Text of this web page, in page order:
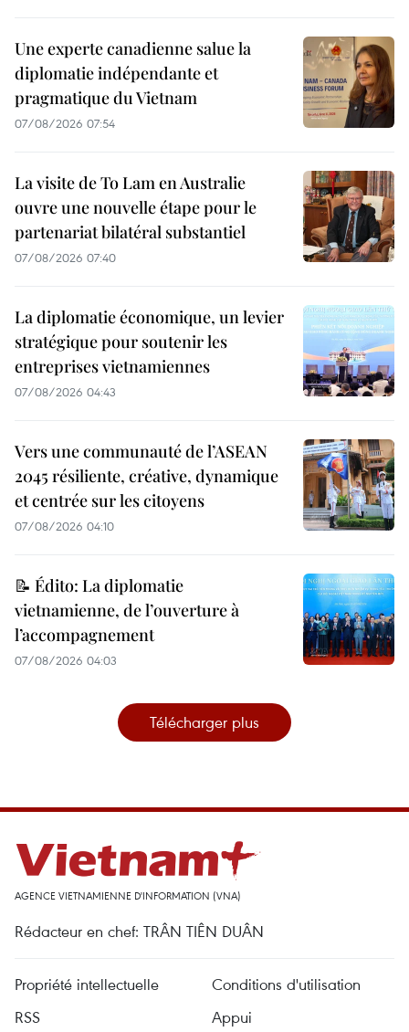
Une experte canadienne salue la
diplomatie indépendante et
pragmatique du Vietnam
07/08/2026 07:54
La visite de To Lam en Australie
ouvre une nouvelle étape pour le
partenariat bilatéral substantiel
07/08/2026 07:40
La diplomatie économique, un levier
stratégique pour soutenir les
entreprises vietnamiennes
07/08/2026 04:43
Vers une communauté de l’ASEAN
2045 résiliente, créative, dynamique
et centrée sur les citoyens
07/08/2026 04:10
📝 Édito: La diplomatie
vietnamienne, de l’ouverture à
l’accompagnement
07/08/2026 04:03
Télécharger plus
AGENCE VIETNAMIENNE D'INFORMATION (VNA)
Rédacteur en chef: TRÂN TIÊN DUÂN
Propriété intellectuelle
Conditions d'utilisation
RSS
Appui